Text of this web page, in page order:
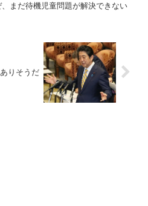
、まだ待機児童問題が解決できない
りそうだ